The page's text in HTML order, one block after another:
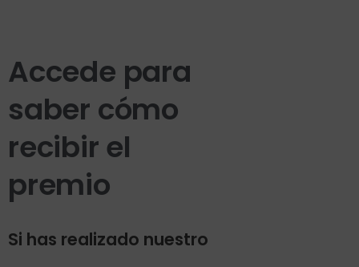
Accede para
saber cómo
recibir el
premio
Si has realizado nuestro